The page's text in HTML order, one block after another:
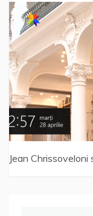
Jean